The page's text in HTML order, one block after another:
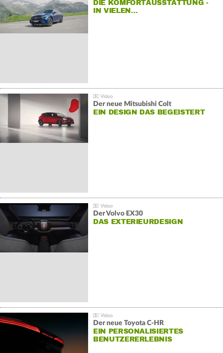
DIE KOMFORTAUSSTATTUNG -
IN VIELEN…
Der neue Mitsubishi Colt
EIN DESIGN DAS BEGEISTERT
Der Volvo EX30
DAS EXTERIEURDESIGN
Der neue Toyota C-HR
EIN PERSONALISIERTES
BENUTZERERLEBNIS